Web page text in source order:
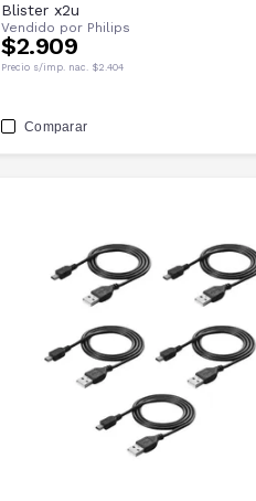
Blister x2u
Vendido por Philips
$2.909
Precio s/imp. nac. $2.404
Comparar